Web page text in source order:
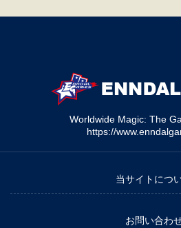
Worldwide Magic: The
https://
当サイトにつ
お問い合わ